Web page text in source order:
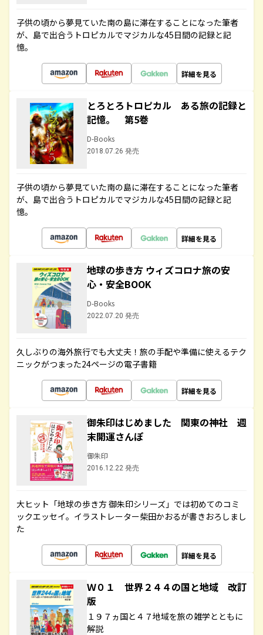
子供の頃から夢見ていた南の島に滞在することになった筆者
が、島で出合うトロピカルでマジカルな45日間の記録と記
憶。
詳細を見る
とろとろトロピカル ある旅の記録と
記憶。 第5巻
D-Books
2018.07.26 発売
子供の頃から夢見ていた南の島に滞在することになった筆者
が、島で出合うトロピカルでマジカルな45日間の記録と記
憶。
詳細を見る
地球の歩き方 ウィズコロナ旅の安
心・安全BOOK
D-Books
2022.07.20 発売
久しぶりの海外旅行でも大丈夫！旅の手配や準備に使えるテク
ニックがつまった24ページの電子書籍
詳細を見る
御朱印はじめました 関東の神社 週
末開運さんぽ
御朱印
2016.12.22 発売
大ヒット「地球の歩き方 御朱印シリーズ」では初めてのコミ
ックエッセイ。イラストレーター柴田かおるが書きおろしまし
た
詳細を見る
Ｗ０１ 世界２４４の国と地域 改訂
版
１９７ヵ国と４７地域を旅の雑学とともに
解説